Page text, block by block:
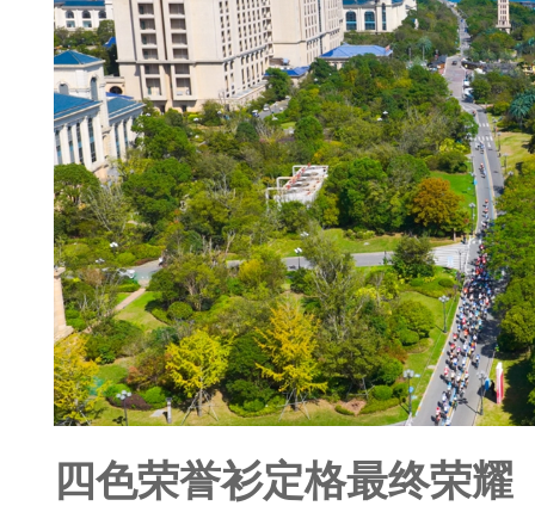
四色荣誉衫定格最终荣耀